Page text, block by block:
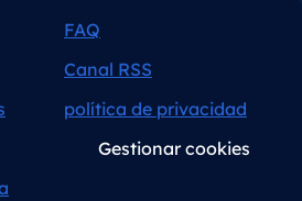
FAQ
Canal RSS
política de privacidad
Gestionar cookies